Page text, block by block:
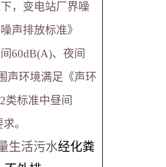
，变电站厂界噪
声排放标准》
60dB(A)、夜间
声环境满足《声环
类标准中昼间
。
生活污水经化粪